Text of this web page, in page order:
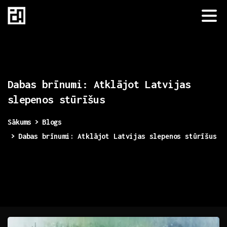
Dabas brīnumi: Atklājot Latvijas
slepenos stūrīšus
Sākums
Blogs
Dabas brīnumi: Atklājot Latvijas slepenos stūrīšus